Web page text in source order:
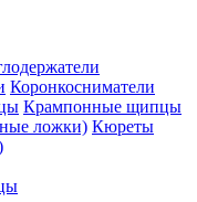
Коронкосниматели
Крампонные щипцы
Кюреты